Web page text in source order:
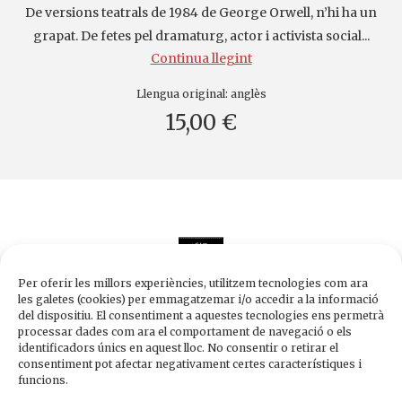
Per oferir les millors experiències, utilitzem tecnologies com ara
les galetes (cookies) per emmagatzemar i/o accedir a la informació
del dispositiu. El consentiment a aquestes tecnologies ens permetrà
processar dades com ara el comportament de navegació o els
identificadors únics en aquest lloc. No consentir o retirar el
consentiment pot afectar negativament certes característiques i
funcions.
De versions teatrals de 1984 de George Orwell, n’hi ha un
grapat. De fetes pel dramaturg, actor i activista social...
Continua llegint
Llengua original: anglès
15,00 €
Edicions de 1984
Carrer Trafalgar, 10, 2n-2a A